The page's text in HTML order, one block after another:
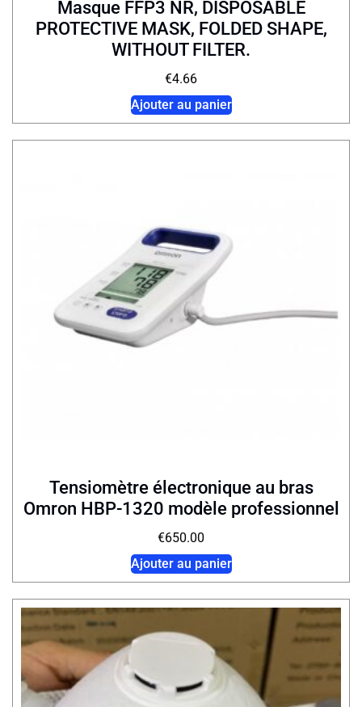
Masque FFP3 NR, DISPOSABLE
PROTECTIVE MASK, FOLDED SHAPE,
WITHOUT FILTER.
€4.66
Ajouter au panier
Tensiomètre électronique au bras
Omron HBP-1320 modèle professionnel
€650.00
Ajouter au panier